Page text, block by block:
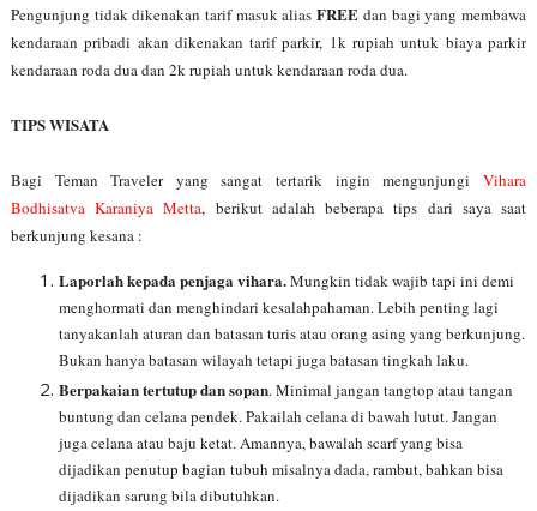
Pengunjung tidak dikenakan tarif masuk aliasFREE dan bagi yang membawa
kendaraan pribadi akan dikenakan tarif parkir, 1k rupiah untuk biaya parkir
kendaraan roda dua dan 2k rupiah untuk kendaraan roda dua.
TIPS WISATA
Bagi Teman Traveler yang sangat tertarik ingin mengunjungiVihara
Bodhisatva Karaniya Metta, berikut adalah beberapa tips dari saya saat
berkunjung kesana :
Laporlah kepada penjaga vihara.Mungkin tidak wajib tapi ini demi
menghormati dan menghindari kesalahpahaman. Lebih penting lagi
tanyakanlah aturan dan batasan turis atau orang asing yang berkunjung.
Bukan hanya batasan wilayah tetapi juga batasan tingkah laku.
Berpakaian tertutup dan sopan. Minimal jangan tangtop atau tangan
buntung dan celana pendek. Pakailah celana di bawah lutut. Jangan
juga celana atau baju ketat. Amannya, bawalah scarf yang bisa
dijadikan penutup bagian tubuh misalnya dada, rambut, bahkan bisa
dijadikan sarung bila dibutuhkan.